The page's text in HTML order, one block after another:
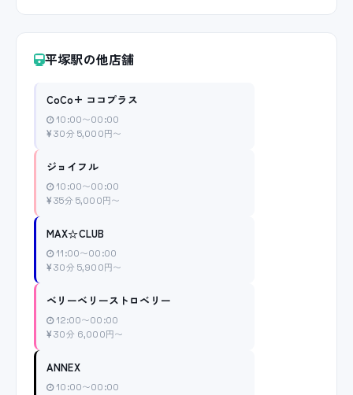
平塚駅の他店舗
CoCo+ ココプラス
10:00〜00:00
30分 5,000円〜
ジョイフル
10:00〜00:00
35分 5,000円〜
MAX☆CLUB
11:00〜00:00
30分 5,900円〜
ベリーベリーストロベリー
12:00〜00:00
30分 6,000円〜
ANNEX
10:00〜00:00